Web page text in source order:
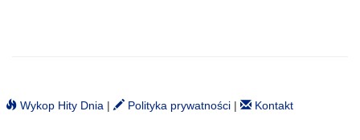
Wykop Hity Dnia | Polityka prywatności | Kontakt